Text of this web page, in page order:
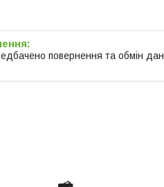
повернення та обмін